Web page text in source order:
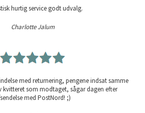
hurtig service godt udvalg.
Charlotte Jalum
med returnering, pengene indsat samme
kvitteret som modtaget, sågar dagen efter
med PostNord! ;)